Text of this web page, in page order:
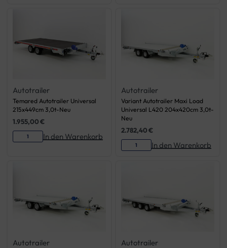
Autotrailer
Temared Autotrailer Universal
215x449cm 3,0t-Neu
1.955,00€
In den Warenkorb
Autotrailer
Variant Autotrailer Maxi Load
Universal L420 204x420cm 3,0t-
Neu
2.782,40€
In den Warenkorb
Autotrailer Autotrailer